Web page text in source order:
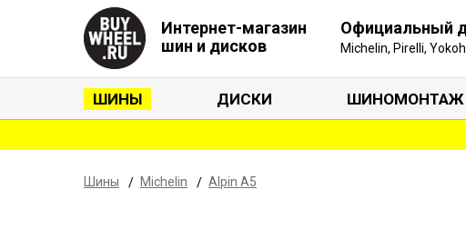
Интернет-магазин
шин и дисков
Официальный
Michelin, Pirelli,
ШИНЫ ДИСКИ ШИНОМОНТАЖ
Шины Michelin Alpin A5